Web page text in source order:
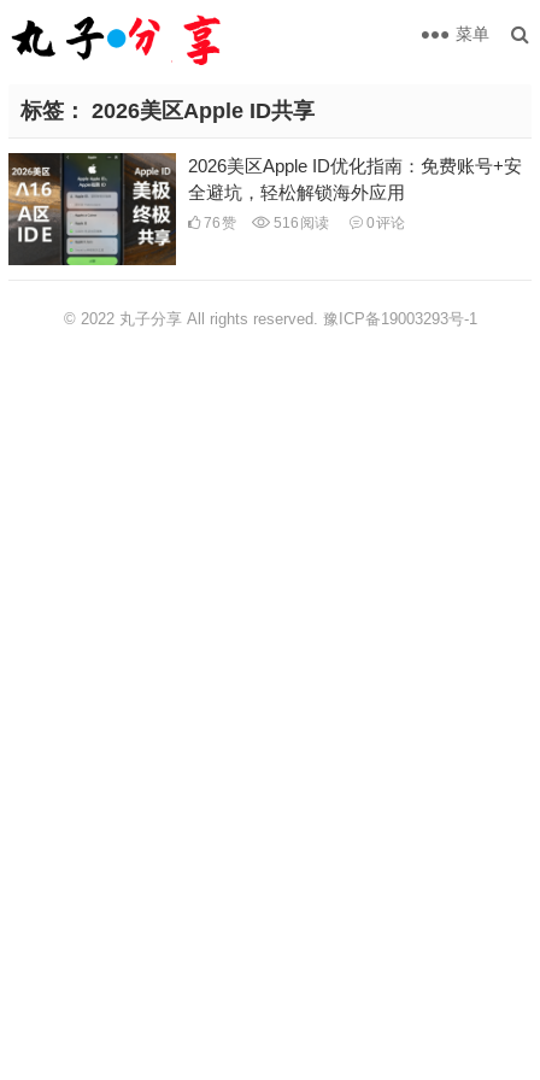
菜单
标签： 2026美区Apple ID共享
2026美区Apple ID优化指南：免费账号+安
全避坑，轻松解锁海外应用
76赞 516 阅读 0评论
© 2022 丸子分享 All rights reserved. 豫ICP备19003293号-1